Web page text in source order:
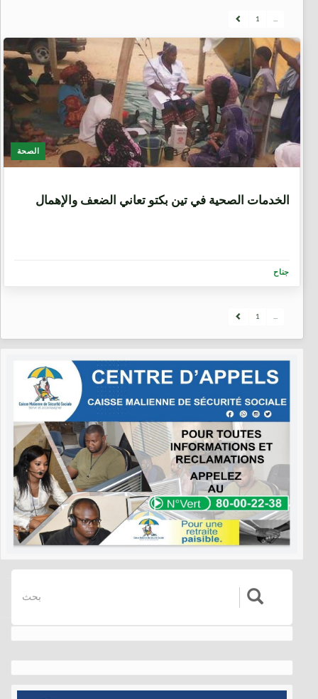
1 ...
الصحة
الخدمات الصحية في تين بكتو تعاني الضعف والإهمال
جناح
1 ...